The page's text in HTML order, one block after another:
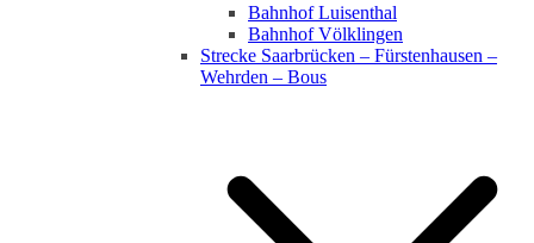
Bahnhof Luisenthal
Bahnhof Völklingen
Strecke Saarbrücken – Fürstenhausen –
Wehrden – Bous